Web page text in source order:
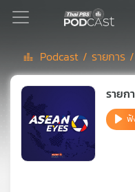
Podcast
เพล
Podcast /รายการ /
รายก
ฟั